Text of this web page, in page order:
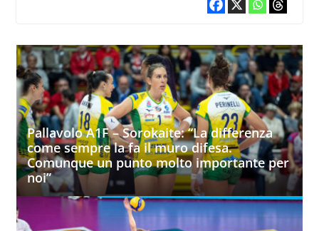
Pallavolo A1F – Sorokaite: “La differenza
come sempre la fa il muro difesa.
Comunque un punto molto importante per
noi”